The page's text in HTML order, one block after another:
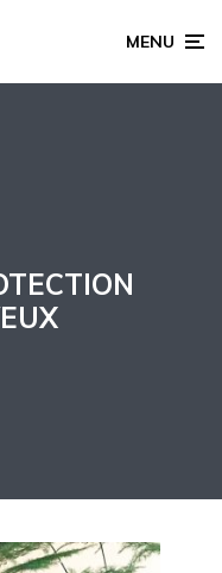
MENU